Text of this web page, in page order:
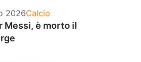
2026Categorie
Calcio
Messi, è morto il